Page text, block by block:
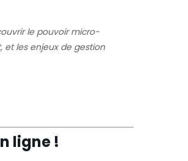
le pouvoir micro-
et les enjeux de gestion
ligne !